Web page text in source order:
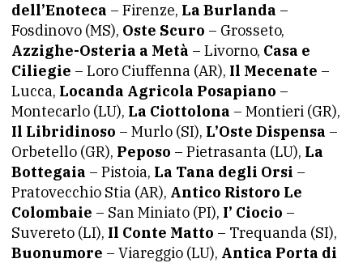
dell’Enoteca – Firenze, La Burlanda –
Fosdinovo (MS), Oste Scuro – Grosseto,
Azzighe-Osteria a Metà – Livorno, Casa e
Ciliegie – Loro Ciuffenna (AR), Il Mecenate –
Lucca, Locanda Agricola Posapiano –
Montecarlo (LU), La Ciottolona – Montieri (GR),
Il Libridinoso – Murlo (SI), L’Oste Dispensa –
Orbetello (GR), Peposo – Pietrasanta (LU), La
Bottegaia – Pistoia, La Tana degli Orsi –
Pratovecchio Stia (AR), Antico Ristoro Le
Colombaie – San Miniato (PI), I’ Ciocio –
Suvereto (LI), Il Conte Matto – Trequanda (SI),
Buonumore – Viareggio (LU), Antica Porta di